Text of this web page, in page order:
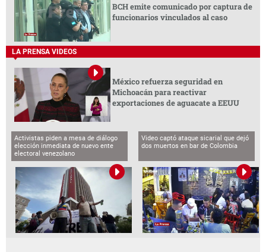
BCH emite comunicado por captura de
funcionarios vinculados al caso
LA PRENSA VIDEOS
México refuerza seguridad en
Michoacán para reactivar
exportaciones de aguacate a EEUU
Activistas piden a mesa de diálogo
elección inmediata de nuevo ente
electoral venezolano
Video captó ataque sicarial que dejó
dos muertos en bar de Colombia